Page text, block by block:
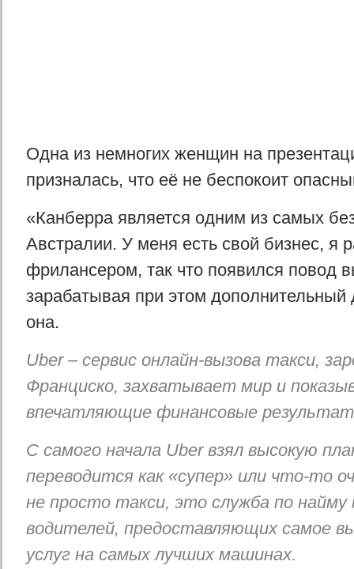
Одна из немногих женщин на
призналась, что её не беспокоит
«Канберра является одним из самых
Австралии. У меня есть свой бизнес, я
фрилансером, так что появился повод
зарабатывая при этом
она.
Uber – сервис онлайн-вызова такси,
Франциско, захватывает мир и
впечатляющие финансовые
C самого начала Uber взял высокую
переводится как «супер» или что-то
не просто такси, это служба по найму
водителей, предоставляющих самое
услуг на самых лучших машинах.